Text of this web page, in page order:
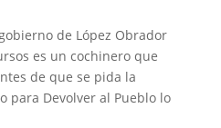
de López Obrador
es un cochinero que
de que se pida la
para Devolver al Pueblo lo